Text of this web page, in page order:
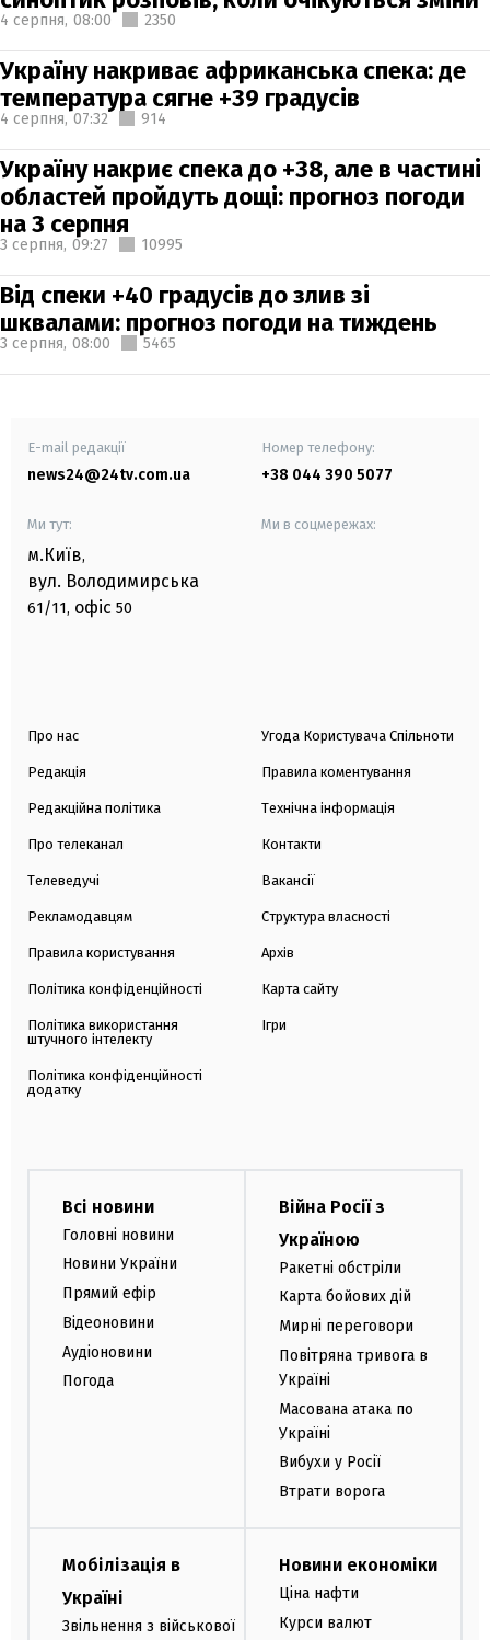
4 серпня, 08:00 2350
Україну накриває африканська спека: де
температура сягне +39 градусів
4 серпня, 07:32 914
Україну накриє спека до +38, але в частині
областей пройдуть дощі: прогноз погоди
на 3 серпня
3 серпня, 09:27 10995
Від спеки +40 градусів до злив зі
шквалами: прогноз погоди на тиждень
3 серпня, 08:00 5465
E-mail редакції
news24@24tv.com.ua
Номер телефону:
+38 044 390 5077
Ми тут:
м.Київ,
вул. Володимирська
61/11, офіс 50
Ми в соцмережах:
Про нас
Редакція
Редакційна політика
Про телеканал
Телеведучі
Рекламодавцям
Правила користування
Політика конфіденційності
Політика використання
штучного інтелекту
Політика конфіденційності
додатку
Угода Користувача Спільноти
Правила коментування
Технічна інформація
Контакти
Вакансії
Структура власності
Архів
Карта сайту
Ігри
Всі новини
Головні новини
Новини України
Прямий ефір
Відеоновини
Аудіоновини
Погода
Війна Росії з
Україною
Ракетні обстріли
Карта бойових дій
Мирні переговори
Повітряна тривога в
Україні
Масована атака по
Україні
Вибухи у Росії
Втрати ворога
Мобілізація в
Україні
Звільнення з військової
Новини економіки
Ціна нафти
Курси валют